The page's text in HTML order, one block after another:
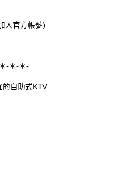
入官方帳號)
-＊-＊-
的自助式KTV